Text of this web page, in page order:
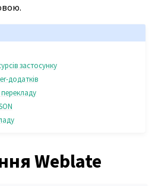
застосунку
додатків
Weblate